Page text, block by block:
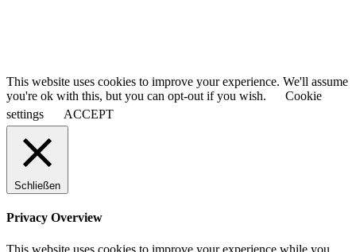
This website uses cookies to improve your experience. We'll assume
you're ok with this, but you can opt-out if you wish.
Cookie
settings
ACCEPT
Schließen
Privacy Overview
This website uses cookies to improve your experience while you